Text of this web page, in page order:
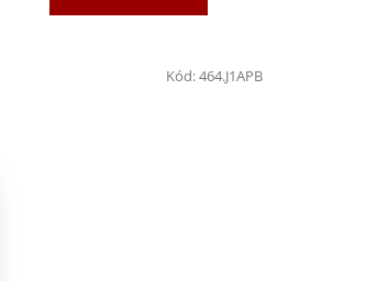
Kód:464.J1APB